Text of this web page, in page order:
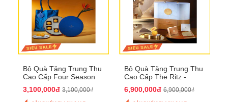
Bộ Quà Tặng Trung Thu
Cao Cấp Four Season
3,100,000đ 3,100,000₫
Bộ Quà Tặng Trung Thu
Cao Cấp The Ritz -
6,900,000đ 6,900,000₫